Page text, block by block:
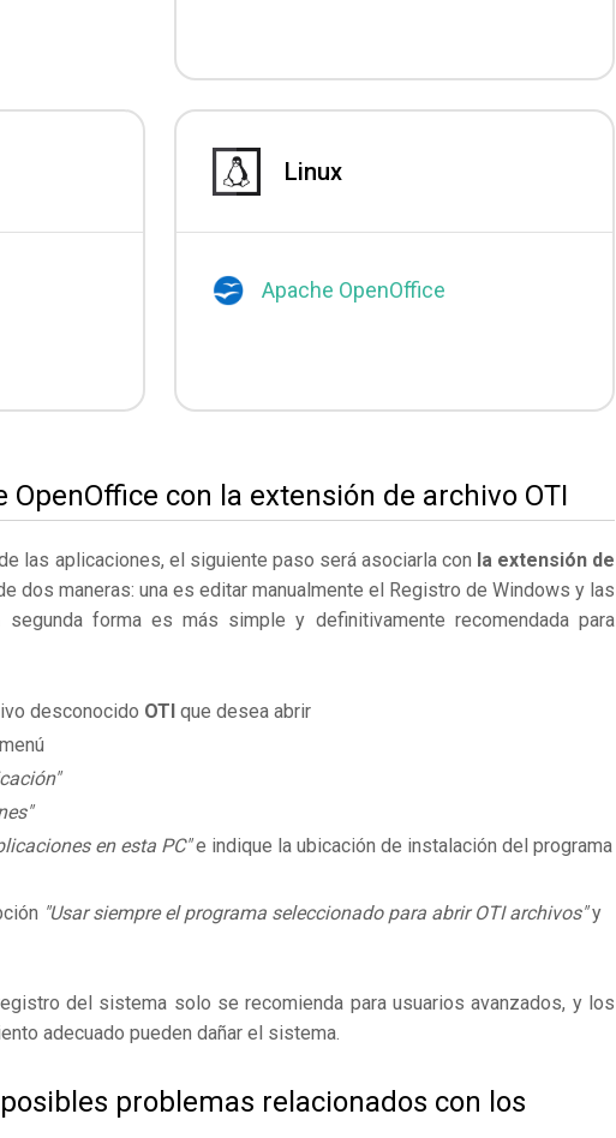
Linux
Apache OpenOffice
OpenOffice con la extensión de archivo OTI
las aplicaciones, el siguiente paso será asociarla con la extensión de
dos maneras: una es editar manualmente el Registro de Windows y las
segunda forma es más simple y definitivamente recomendada para
desconocido OTI que desea abrir
en esta PC"e indique la ubicación de instalación del programa
"Usar siempre el programa seleccionado para abrir OTI archivos"y
del sistema solo se recomienda para usuarios avanzados, y los
adecuado pueden dañar el sistema.
problemas relacionados con los